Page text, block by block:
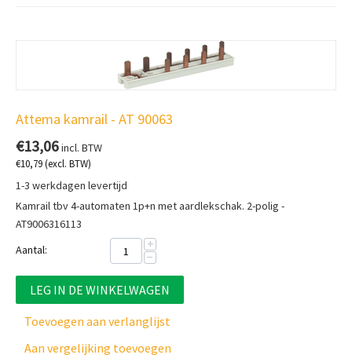
Attema kamrail - AT 90063
€13,06incl. BTW
€10,79(excl. BTW)
1-3 werkdagen levertijd
Kamrail tbv 4-automaten 1p+n met aardlekschak. 2-polig -
AT9006316113
Aantal:
+
−
LEG IN DE WINKELWAGEN
Toevoegen aan verlanglijst
Aan vergelijking toevoegen